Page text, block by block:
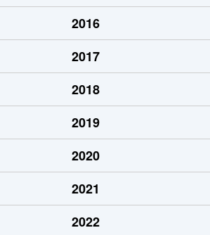
300万円 みさき公園
120万円 みさき公園
120万円 みさき公園
200万円 みさき公園
2016
2017
2018
2019
2020
2021
2022